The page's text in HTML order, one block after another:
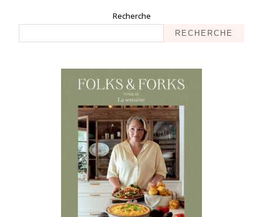
Recherche
RECHERCHE